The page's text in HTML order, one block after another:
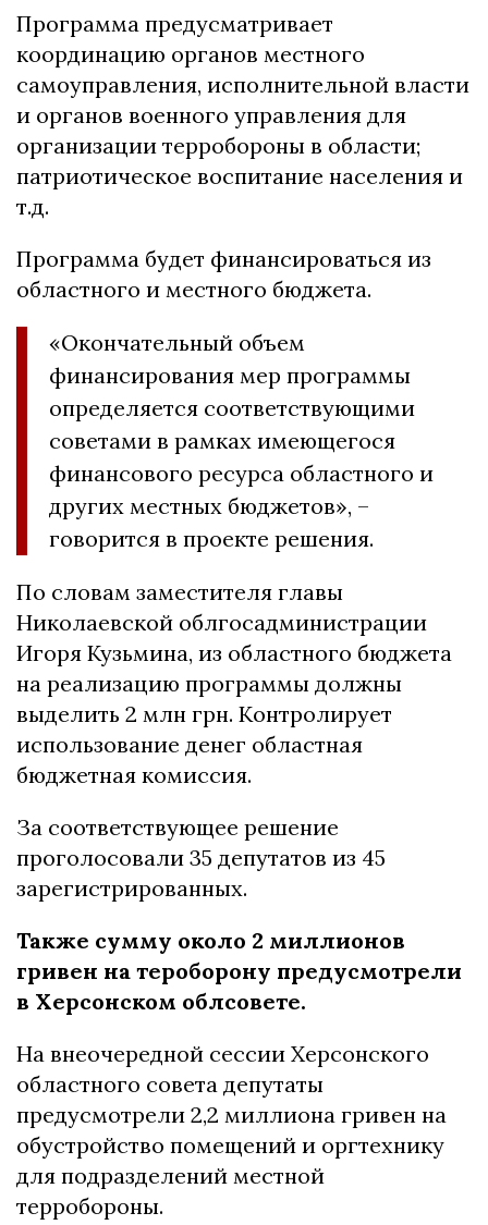
Программа предусматривает
координацию органов местного
самоуправления, исполнительной власти
и органов военного управления для
организации терробороны в области;
патриотическое воспитание населения и
т.д.
Программа будет финансироваться из
областного и местного бюджета.
«Окончательный объем
финансирования мер программы
определяется соответствующими
советами в рамках имеющегося
финансового ресурса областного и
других местных бюджетов», –
говорится в проекте решения.
По словам заместителя главы
Николаевской облгосадминистрации
Игоря Кузьмина, из областного бюджета
на реализацию программы должны
выделить 2 млн грн. Контролирует
использование денег областная
бюджетная комиссия.
За соответствующее решение
проголосовали 35 депутатов из 45
зарегистрированных.
Также сумму около 2 миллионов
гривен на тероборону предусмотрели
в Херсонском облсовете.
На внеочередной сессии Херсонского
областного совета депутаты
предусмотрели 2,2 миллиона гривен на
обустройство помещений и оргтехнику
для подразделений местной
терробороны.